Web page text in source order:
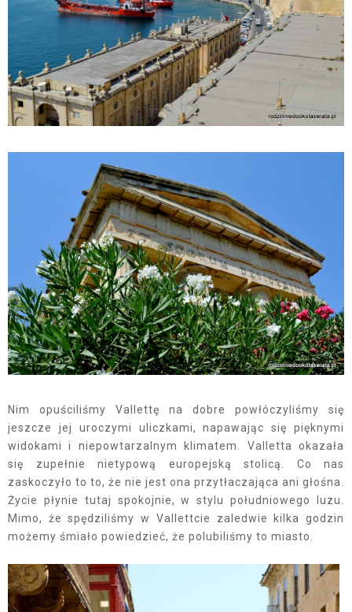
Nim opuściliśmy Vallettę na dobre powłóczyliśmy się
jeszcze jej uroczymi uliczkami, napawając się pięknymi
widokami i niepowtarzalnym klimatem. Valletta okazała
się zupełnie nietypową europejską stolicą. Co nas
zaskoczyło to to, że nie jest ona przytłaczająca ani głośna.
Życie płynie tutaj spokojnie, w stylu południowego luzu.
Mimo, że spędziliśmy w Vallettcie zaledwie kilka godzin
możemy śmiało powiedzieć, że polubiliśmy to miasto.